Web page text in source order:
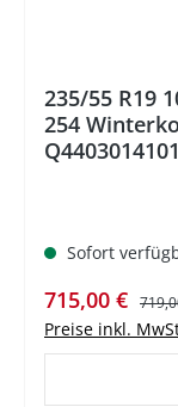
235/55 R19
254
Sofort
715,00 €
Preise inkl.